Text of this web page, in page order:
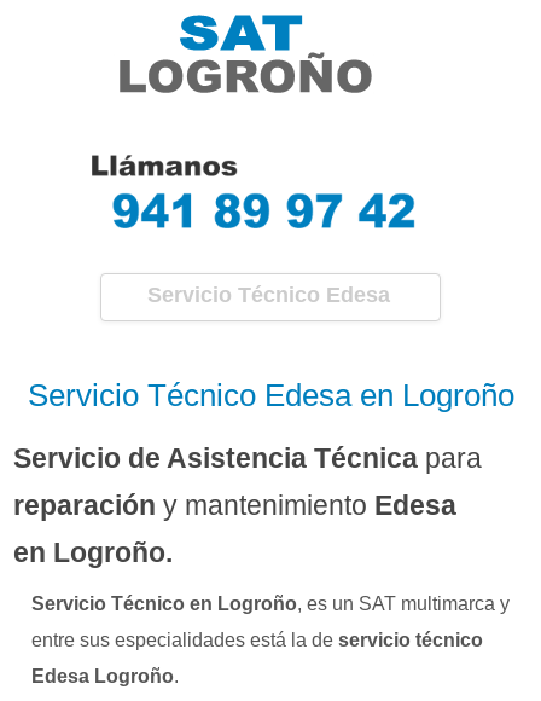
Servicio Técnico Edesa
Servicio Técnico Edesa en Logroño
Servicio de Asistencia Técnica para
reparación y mantenimiento Edesa
en Logroño.
Servicio Técnico en Logroño, es un SAT multimarca y
entre sus especialidades está la de servicio técnico
Edesa Logroño.